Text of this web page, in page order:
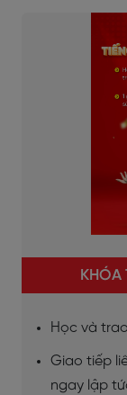
KHÓA
Học và
Giao tiếp
ngay lập